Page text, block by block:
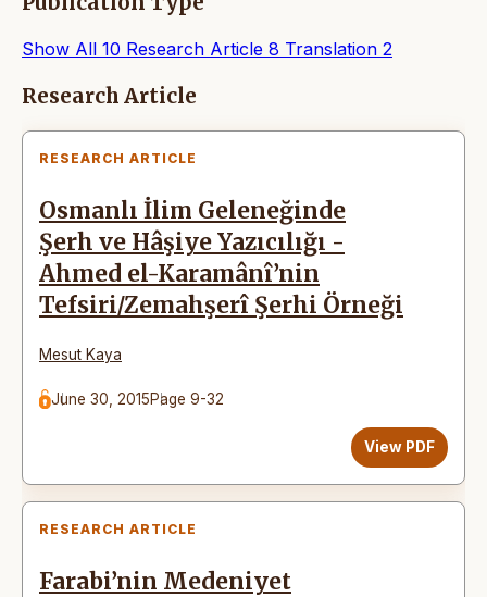
Show All 10 Research Article 8 Translation 2
Articles
Research Article
RESEARCH ARTICLE
Osmanlı İlim Geleneğinde
Şerh ve Hâşiye Yazıcılığı -
Ahmed el-Karamânî’nin
Tefsiri/Zemahşerî Şerhi Örneği
Mesut Kaya
June 30, 2015Page 9-32
View PDF
RESEARCH ARTICLE
Farabi’nin Medeniyet